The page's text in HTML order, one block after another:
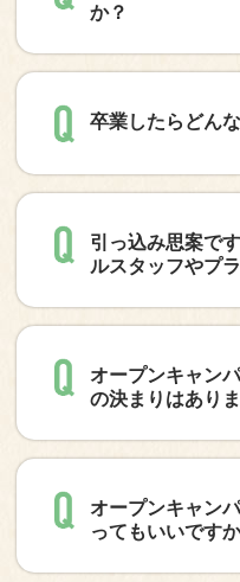
か？
卒業したらどん
引っ込み思案で
ルスタッフやプ
オープンキャン
の決まりはあり
オープンキャン
ってもいいです